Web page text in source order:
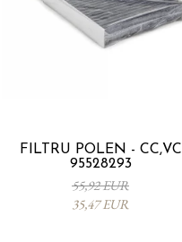
FILTRU POLEN - CC,VC
95528293
55,92 EUR
35,47 EUR